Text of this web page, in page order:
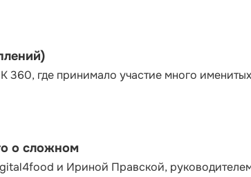
где принимало участие много
о сложном
и Ириной Правской,